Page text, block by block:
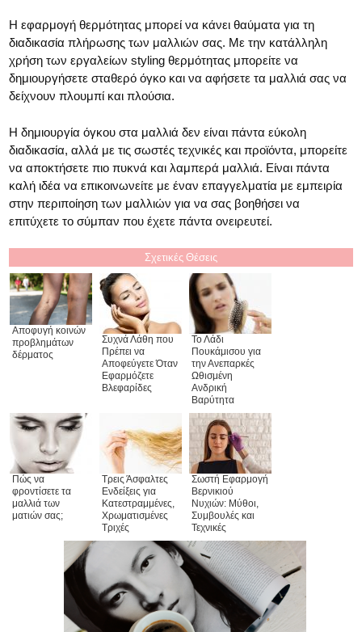
Η εφαρμογή θερμότητας μπορεί να κάνει θαύματα για τη
διαδικασία πλήρωσης των μαλλιών σας. Με την κατάλληλη
χρήση των εργαλείων styling θερμότητας μπορείτε να
δημιουργήσετε σταθερό όγκο και να αφήσετε τα μαλλιά σας να
δείχνουν πλουμπί και πλούσια.
Η δημιουργία όγκου στα μαλλιά δεν είναι πάντα εύκολη
διαδικασία, αλλά με τις σωστές τεχνικές και προϊόντα, μπορείτε
να αποκτήσετε πιο πυκνά και λαμπερά μαλλιά. Είναι πάντα
καλή ιδέα να επικοινωνείτε με έναν επαγγελματία με εμπειρία
στην περιποίηση των μαλλιών για να σας βοηθήσει να
επιτύχετε το σύμπαν που έχετε πάντα ονειρευτεί.
Σχετικές Θέσεις
Αποφυγή κοινών
προβλημάτων
δέρματος
Συχνά Λάθη που
Πρέπει να
Αποφεύγετε Όταν
Εφαρμόζετε
Βλεφαρίδες
Το Λάδι
Πουκάμισου για
την Ανεπαρκές
Ωθισμένη
Ανδρική
Βαρύτητα
Πώς να
φροντίσετε τα
μαλλιά των
ματιών σας;
Τρεις Άσφαλτες
Ενδείξεις για
Κατεστραμμένες,
Χρωματισμένες
Τριχές
Σωστή Εφαρμογή
Βερνικιού
Νυχιών: Μύθοι,
Συμβουλές και
Τεχνικές